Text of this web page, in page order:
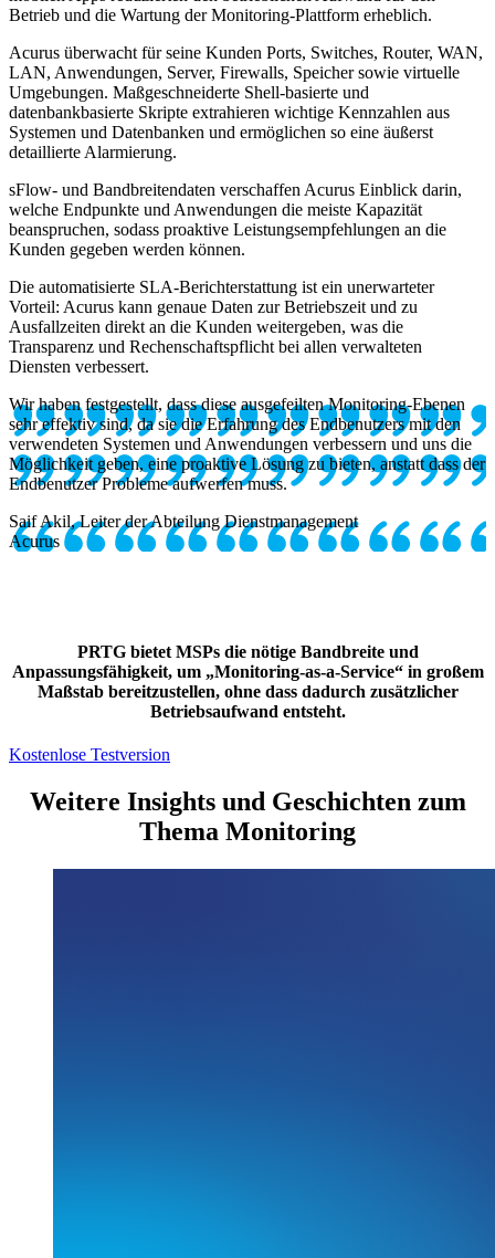
Betrieb und die Wartung der Monitoring-Plattform erheblich.
Acurus überwacht für seine Kunden Ports, Switches, Router, WAN,
LAN, Anwendungen, Server, Firewalls, Speicher sowie virtuelle
Umgebungen. Maßgeschneiderte Shell-basierte und
datenbankbasierte Skripte extrahieren wichtige Kennzahlen aus
Systemen und Datenbanken und ermöglichen so eine äußerst
detaillierte Alarmierung.
sFlow- und Bandbreitendaten verschaffen Acurus Einblick darin,
welche Endpunkte und Anwendungen die meiste Kapazität
beanspruchen, sodass proaktive Leistungsempfehlungen an die
Kunden gegeben werden können.
Die automatisierte SLA-Berichterstattung ist ein unerwarteter
Vorteil: Acurus kann genaue Daten zur Betriebszeit und zu
Ausfallzeiten direkt an die Kunden weitergeben, was die
Transparenz und Rechenschaftspflicht bei allen verwalteten
Diensten verbessert.
Wir haben festgestellt, dass diese ausgefeilten Monitoring-Ebenen
sehr effektiv sind, da sie die Erfahrung des Endbenutzers mit den
verwendeten Systemen und Anwendungen verbessern und uns die
Möglichkeit geben, eine proaktive Lösung zu bieten, anstatt dass der
Endbenutzer Probleme aufwerfen muss.
Saif Akil, Leiter der Abteilung Dienstmanagement
Acurus
PRTG bietet MSPs die nötige Bandbreite und
Anpassungsfähigkeit, um „Monitoring-as-a-Service“ in großem
Maßstab bereitzustellen, ohne dass dadurch zusätzlicher
Betriebsaufwand entsteht.
Kostenlose Testversion
Weitere Insights und Geschichten zum
Thema Monitoring